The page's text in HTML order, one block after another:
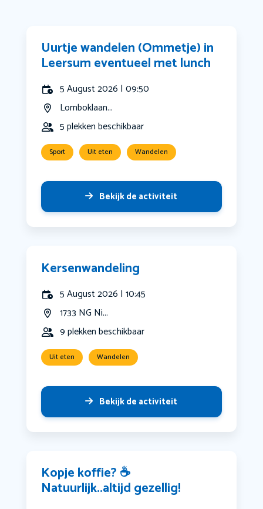
Uurtje wandelen (Ommetje) in
Leersum eventueel met lunch
5 August 2026 | 09:50
Lomboklaan...
5 plekken beschikbaar
Sport Uit eten Wandelen
Bekijk de activiteit
Kersenwandeling
5 August 2026 | 10:45
1733 NG Ni...
9 plekken beschikbaar
Uit eten Wandelen
Bekijk de activiteit
Kopje koffie? ☕️
Natuurlijk..altijd gezellig!